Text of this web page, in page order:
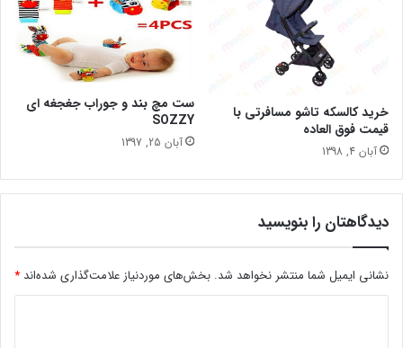
خرید کالسکه تاشو مسافرتی با
قیمت فوق العاده
آبان 4, 1398
ست مچ بند و جوراب جغجغه ای
SOZZY
آبان 25, 1397
دیدگاهتان را بنویسید
نشانی ایمیل شما منتشر نخواهد شد. بخش‌های موردنیاز علامت‌گذاری شده‌اند *